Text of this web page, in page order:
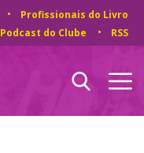
Profissionais do Livro
Podcast do Clube RSS